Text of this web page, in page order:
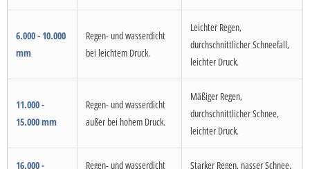
6.000 - 10.000
mm
Regen- und wasserdicht
bei leichtem Druck.
Leichter Regen,
durchschnittlicher Schneefall,
leichter Druck.
11.000 -
15.000 mm
Regen- und wasserdicht
außer bei hohem Druck.
Mäßiger Regen,
durchschnittlicher Schnee,
leichter Druck.
16.000 -
Regen- und wasserdicht
Starker Regen, nasser Schnee,